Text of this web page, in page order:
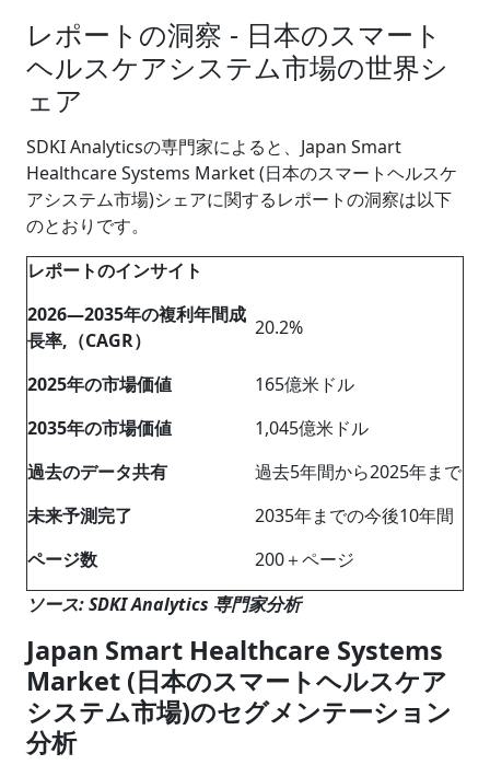
レポートの洞察 - 日本のスマート
ヘルスケアシステム市場の世界シ
ェア
SDKI Analyticsの専門家によると、Japan Smart
Healthcare Systems Market (日本のスマートヘルスケ
アシステム市場)シェアに関するレポートの洞察は以下
のとおりです。
レポートのインサイト
2026―2035年の複利年間成
長率,（CAGR）
20.2%
2025年の市場価値
165億米ドル
2035年の市場価値
1,045億米ドル
過去のデータ共有
過去5年間から2025年まで
未来予測完了
2035年までの今後10年間
ページ数
200＋ページ
ソース: SDKI Analytics 専門家分析
Japan Smart Healthcare Systems
Market (日本のスマートヘルスケア
システム市場)のセグメンテーション
分析